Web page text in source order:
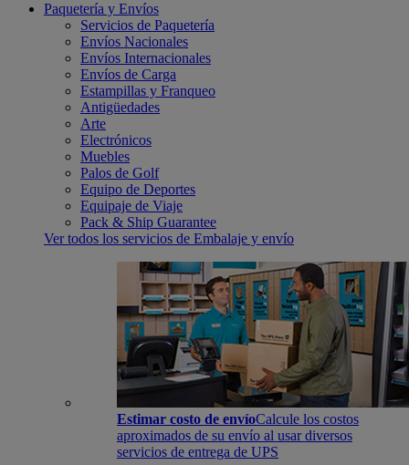
Paquetería y Envíos
Servicios de Paquetería
Envíos Nacionales
Envíos Internacionales
Envíos de Carga
Estampillas y Franqueo
Antigüedades
Arte
Electrónicos
Muebles
Palos de Golf
Equipo de Deportes
Equipaje de Viaje
Pack & Ship Guarantee
Ver todos los servicios de Embalaje y envío
Estimar costo de envíoCalcule los costos
aproximados de su envío al usar diversos
servicios de entrega de UPS